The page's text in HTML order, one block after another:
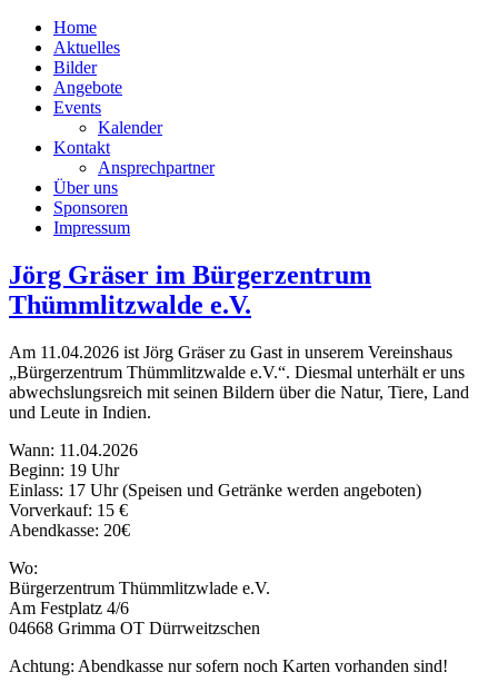
Home
Aktuelles
Bilder
Angebote
Events
Kalender
Kontakt
Ansprechpartner
Über uns
Sponsoren
Impressum
Jörg Gräser im Bürgerzentrum
Thümmlitzwalde e.V.
Am 11.04.2026 ist Jörg Gräser zu Gast in unserem Vereinshaus
„Bürgerzentrum Thümmlitzwalde e.V.“. Diesmal unterhält er uns
abwechslungsreich mit seinen Bildern über die Natur, Tiere, Land
und Leute in Indien.
Wann: 11.04.2026
Beginn: 19 Uhr
Einlass: 17 Uhr (Speisen und Getränke werden angeboten)
Vorverkauf: 15 €
Abendkasse: 20€
Wo:
Bürgerzentrum Thümmlitzwlade e.V.
Am Festplatz 4/6
04668 Grimma OT Dürrweitzschen
Achtung: Abendkasse nur sofern noch Karten vorhanden sind!